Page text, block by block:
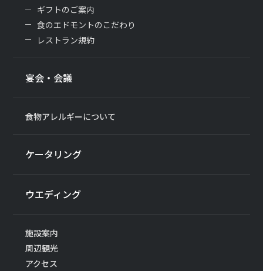
ギフトのご案内
食のエドモントのこだわり
レストラン規約
宴会・会議
食物アレルギーについて
ケータリング
ウエディング
施設案内
周辺観光
アクセス